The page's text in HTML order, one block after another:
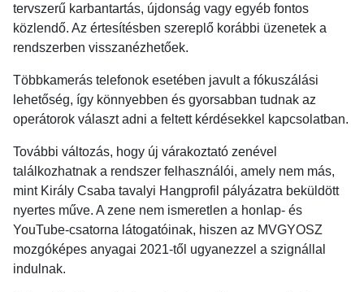
tervszerű karbantartás, újdonság vagy egyéb fontos
közlendő. Az értesítésben szereplő korábbi üzenetek a
rendszerben visszanézhetőek.
Többkamerás telefonok esetében javult a fókuszálási
lehetőség, így könnyebben és gyorsabban tudnak az
operátorok választ adni a feltett kérdésekkel kapcsolatban.
További változás, hogy új várakoztató zenével
találkozhatnak a rendszer felhasználói, amely nem más,
mint Király Csaba tavalyi Hangprofil pályázatra beküldött
nyertes műve. A zene nem ismeretlen a honlap- és
YouTube-csatorna látogatóinak, hiszen az MVGYOSZ
mozgóképes anyagai 2021-től ugyanezzel a szignállal
indulnak.